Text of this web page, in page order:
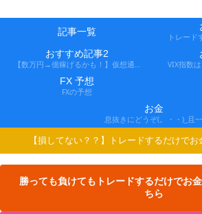
記事一覧
おすすめ記事2
FX 予想
FXの予想
お金
息抜きにどうぞ(。・・)_且
【損してない？？】トレードするだけで
勝っても負けてもトレードするだけでお
ちら